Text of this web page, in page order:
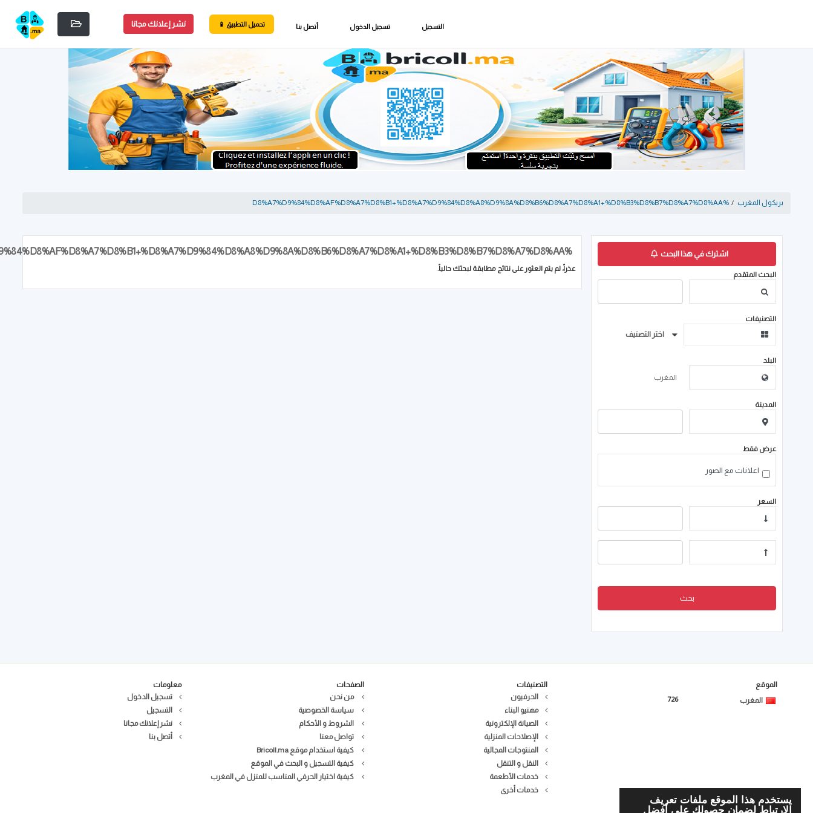
يستخدم هذا الموقع ملفات تعريف
الارتباط لضمان حصولك على أفضل
نشر إعلانك مجانا 📱 تحميل التطبيق أتصل بنا تسجيل الدخول التسجيل
بريكول المغرب /
%D8%A7%D9%84%D8%AF%D8%A7%D8%B1+%D8%A7%D9%84%D8%A8%D9%8A%D8%B6%D8%A7%D8%A1+%D8%B3%D8%B7%D8%A7%D8%AA
اشترك في هذا البحث
البحث المتقدم
التصنيفات
اختر التصنيف 0
البلد
المدينة
عرض فقط
اعلانات مع الصور
السعر
بحث
%D8%A7%D9%84%D8%AF%D8%A7%D8%B1+%D8%A7%D9%84%D8%A8%D9%8A%D8%B6%D8%A7%D8%A1+%D8%B3%D8%B7%D8%A7%D8%AA
عذراً، لم يتم العثور على نتائج مطابقة لبحثك حالياً.
الموقع
المغرب
726
التصنيفات
الحرفيون
مهنيو البناء
الصيانة الإلكترونية
الإصلاحات المنزلية
المنتوجات المجالية
النقل و التنقل
خدمات الأطعمة
خدمات أخرى
الصفحات
من نحن
سياسة الخصوصية
الشروط و الأحكام
تواصل معنا
كيفية استخدام موقع Bricoll.ma
كيفية التسجيل و البحث في الموقع
كيفية اختيار الحرفي المناسب للمنزل في المغرب
معلومات
تسجيل الدخول
التسجيل
نشر إعلانك مجانا
أتصل بنا